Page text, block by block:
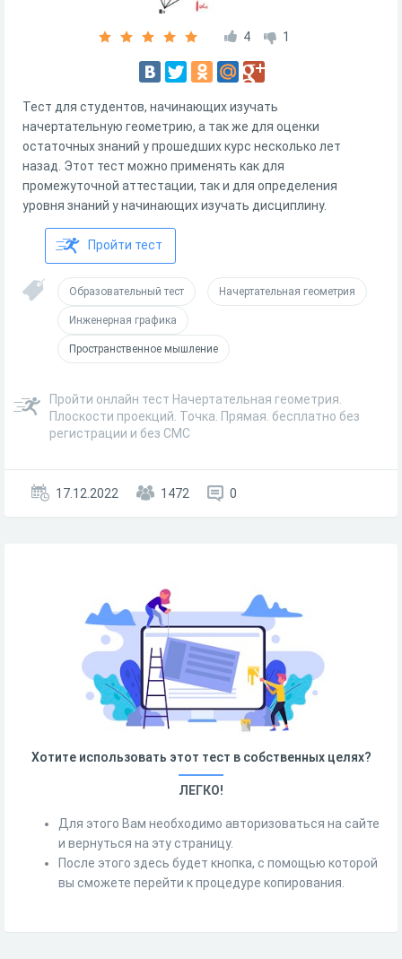
4 1
Тест для студентов, начинающих изучать
начертательную геометрию, а так же для оценки
остаточных знаний у прошедших курс несколько лет
назад. Этот тест можно применять как для
промежуточной аттестации, так и для определения
уровня знаний у начинающих изучать дисциплину.
Пройти тест
Образовательный тест Начертательная геометрия
Инженерная графика
Пространственное мышление
Пройти онлайн тест Начертательная геометрия.
Плоскости проекций. Точка. Прямая. бесплатно без
регистрации и без СМС
17.12.2022 1472 0
Хотите использовать этот тест в собственных целях?
ЛЕГКО!
Для этого Вам необходимо авторизоваться на сайте
и вернуться на эту страницу.
После этого здесь будет кнопка, с помощью которой
вы сможете перейти к процедуре копирования.